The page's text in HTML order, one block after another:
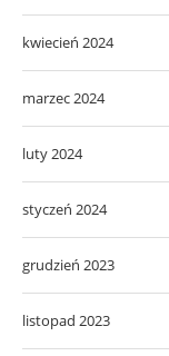
kwiecień 2024
marzec 2024
luty 2024
styczeń 2024
grudzień 2023
listopad 2023